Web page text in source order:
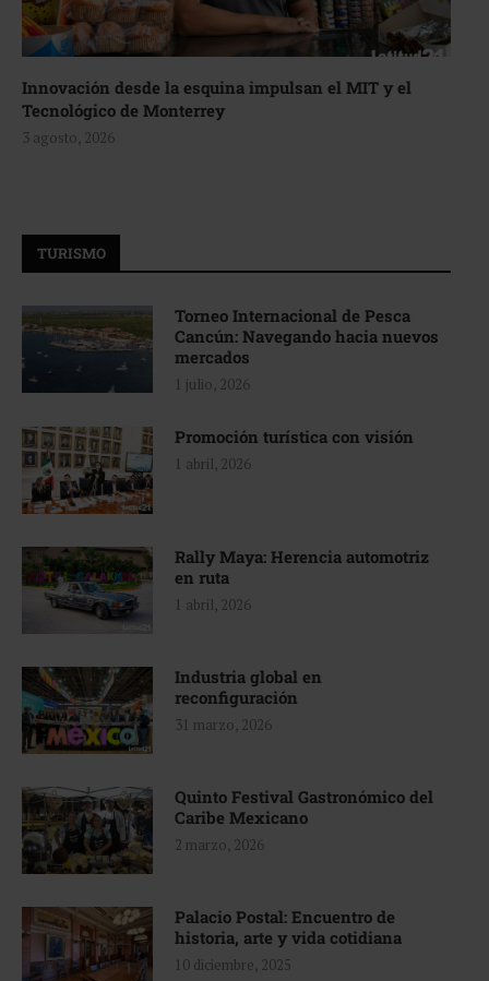
Innovación desde la esquina impulsan el MIT y el
Tecnológico de Monterrey
3 agosto, 2026
TURISMO
Torneo Internacional de Pesca
Cancún: Navegando hacia nuevos
mercados
1 julio, 2026
Promoción turística con visión
1 abril, 2026
Rally Maya: Herencia automotriz
en ruta
1 abril, 2026
Industria global en
reconfiguración
31 marzo, 2026
Quinto Festival Gastronómico del
Caribe Mexicano
2 marzo, 2026
Palacio Postal: Encuentro de
historia, arte y vida cotidiana
10 diciembre, 2025